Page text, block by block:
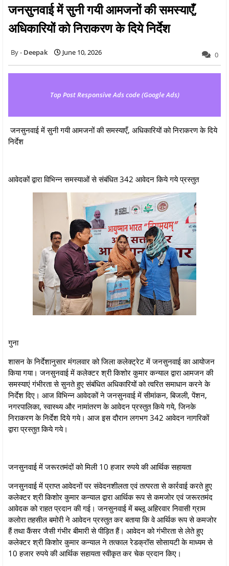
जनसुनवाई में सुनी गयी आमजनों की समस्याएँ,
अधिकारियों को निराकरण के दिये निर्देश
Deepak June 10, 2026 0
Top Post Responsive Ads code (Google Ads)
जनसुनवाई में सुनी गयी आमजनों की समस्याएँ, अधिकारियों को निराकरण के दिये
निर्देश
आवेदकों द्वारा विभिन्‍न समस्‍याओं से संबंधित 342 आवेदन किये गये प्रस्‍तुत
गुना
शासन के निर्देशानुसार मंगलवार को जिला कलेक्ट्रेट में जनसुनवाई का आयोजन
किया गया। जनसुनवाई में कलेक्‍टर श्री किशोर कुमार कन्‍याल द्वारा आमजन की
समस्याएं गंभीरता से सुनते हुए संबंधित अधिकारियों को त्वरित समाधान करने के
निर्देश दिए। आज विभिन्‍न आवेदकों ने जनसुनवाई में सीमांकन, बिजली, पेंशन,
नगरपालिका, स्‍वास्‍थ्‍य और नामांतरण के आवेदन प्रस्‍तुत किये गये, जिनके
निराकरण के निर्देश दिये गये। आज इस दौरान लगभग 342 आवेदन नागरिकों
द्वारा प्रस्‍तुत किये गये।
जनसुनवाई में जरूरतमंदों को मिली 10 हजार रुपये की आर्थिक सहायता
जनसुनवाई में प्राप्त आवेदनों पर संवेदनशीलता एवं तत्परता से कार्रवाई करते हुए
कलेक्टर श्री किशोर कुमार कन्याल द्वारा आर्थिक रूप से कमजोर एवं जरूरतमंद
आवेदक को राहत प्रदान की गई। जनसुनवाई में बब्‍लू अहिरवार निवासी ग्राम
कलोरा तहसील बमोरी ने आवेदन प्रस्तुत कर बताया कि वे आर्थिक रूप से कमजोर
हैं तथा कैंसर जैसी गंभीर बीमारी से पीड़ित हैं। आवेदन को गंभीरता से लेते हुए
कलेक्टर श्री किशोर कुमार कन्याल ने तत्काल रेडक्रॉस सोसायटी के माध्यम से
10 हजार रुपये की आर्थिक सहायता स्वीकृत कर चेक प्रदान किए।